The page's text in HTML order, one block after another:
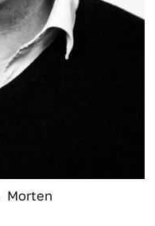
Morten